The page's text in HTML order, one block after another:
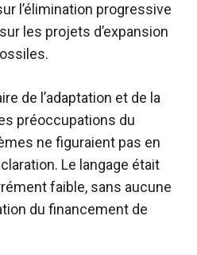
l’élimination progressive
les projets d’expansion
de l’adaptation et de la
préoccupations du
ne figuraient pas en
Le langage était
faible, sans aucune
du financement de